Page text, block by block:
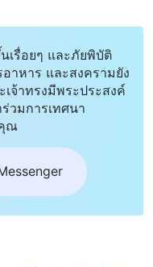
เรื่อยๆ และภัยพิบัติ
าหาร และสงครามยัง
เจ้าทรงมีพระประสงค์
วมการเทศนา
ณ